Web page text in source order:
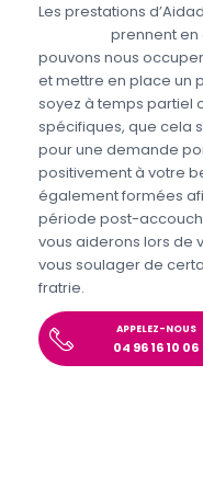
Les prestations
prennent en
pouvons nous
et mettre en place un
soyez à temps partiel
spécifiques, que cela
pour une demande
positivement à votre
également formées
période post-
vous aiderons lors de
vous soulager de
fratrie.
APPELEZ-NOUS
04 96 16 10 06